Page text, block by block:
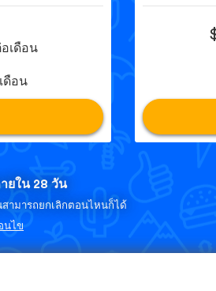
เดือน
ดือน
ยใน 28 วัน
ามารถยกเลิกตอนไหนก็ได้
นไข